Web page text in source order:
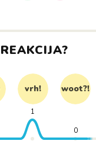
vrh! woot?!
1
0